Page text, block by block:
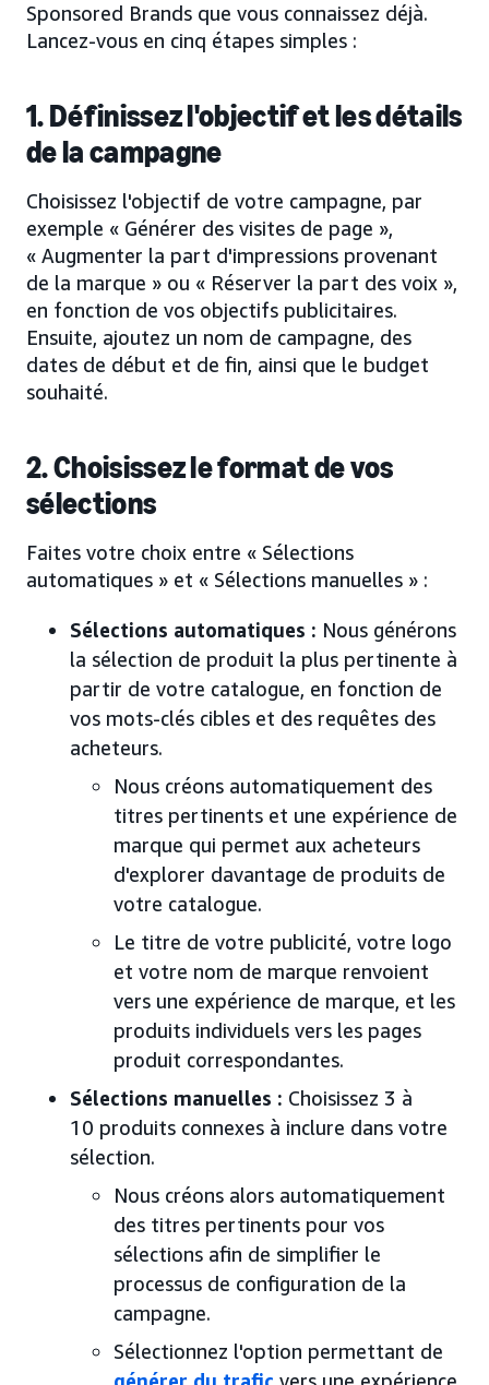
Sponsored Brands que vous connaissez déjà.
Lancez-vous en cinq étapes simples :
1. Définissez l'objectif et les détails
de la campagne
Choisissez l'objectif de votre campagne, par
exemple « Générer des visites de page »,
« Augmenter la part d'impressions provenant
de la marque » ou « Réserver la part des voix »,
en fonction de vos objectifs publicitaires.
Ensuite, ajoutez un nom de campagne, des
dates de début et de fin, ainsi que le budget
souhaité.
2. Choisissez le format de vos
sélections
Faites votre choix entre « Sélections
automatiques » et « Sélections manuelles » :
Sélections automatiques : Nous générons
la sélection de produit la plus pertinente à
partir de votre catalogue, en fonction de
vos mots-clés cibles et des requêtes des
acheteurs.
Nous créons automatiquement des
titres pertinents et une expérience de
marque qui permet aux acheteurs
d'explorer davantage de produits de
votre catalogue.
Le titre de votre publicité, votre logo
et votre nom de marque renvoient
vers une expérience de marque, et les
produits individuels vers les pages
produit correspondantes.
Sélections manuelles : Choisissez 3 à
10 produits connexes à inclure dans votre
sélection.
Nous créons alors automatiquement
des titres pertinents pour vos
sélections afin de simplifier le
processus de configuration de la
campagne.
Sélectionnez l'option permettant de